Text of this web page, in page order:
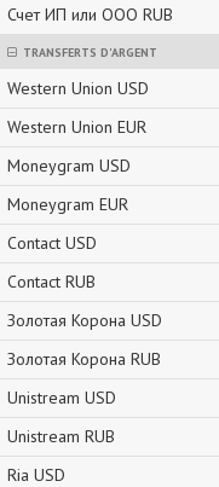
Счет ИП или ООО RUB
TRANSFERTS D'ARGENT
Western Union USD
Western Union EUR
Moneygram USD
Moneygram EUR
Contact USD
Contact RUB
Золотая Корона USD
Золотая Корона RUB
Unistream USD
Unistream RUB
Ria USD